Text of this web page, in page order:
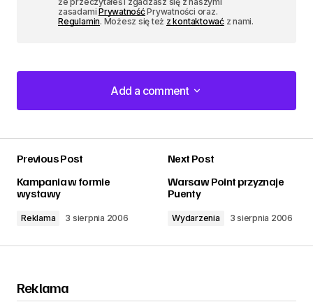
zasadamiPrywatnośćPrywatności oraz.
Regulamin. Możesz się też z kontaktowaćz nami.
Add a comment
Add a comment
Previous Post
Kampania w formie
wystawy
Reklama 3 sierpnia 2006
Next Post
Warsaw Point przyznaje
Puenty
Wydarzenia 3 sierpnia 2006
Reklama